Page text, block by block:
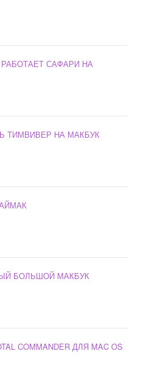
САФАРИ НА
ТИМВИВЕР НА МАКБУК
БОЛЬШОЙ МАКБУК
COMMANDER ДЛЯ MAC OS